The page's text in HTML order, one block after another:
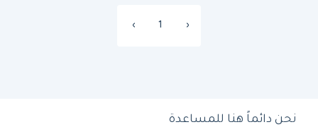
‹
1
›
نحن دائماً هنا للمساعدة